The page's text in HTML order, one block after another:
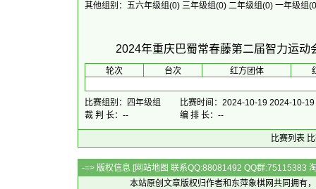
其他组别： 五六年级组(0) 三年级组(0) 二年级组(0) 一年级组
2024年重庆巴蜀常春藤第二届智力运
轮次 台次 红方团体
比赛组别：四年级组
比赛时间：2024-10-19 2024-10-19
裁 判 长：--
编 排 长：--
比赛列表
-=> 版权信息 [网站地图 联系QQ:88081492 QQ群:75115383
本站原创文章版权归作者和 东萍象棋网共同拥有